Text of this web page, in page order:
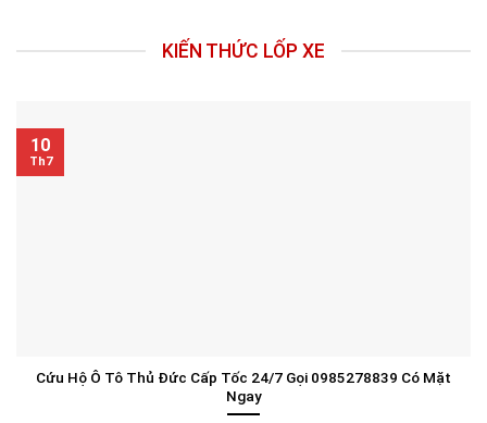
KIẾN THỨC LỐP XE
Cứu Hộ Ô Tô Thủ Đức Cấp Tốc 24/7 Gọi 0985278839 Có Mặt
Ngay
10
Th7